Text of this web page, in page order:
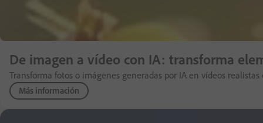
De imagen a vídeo con IA: transforma
Transforma fotos o imágenes generadas por IA en vídeos realistas
Más información